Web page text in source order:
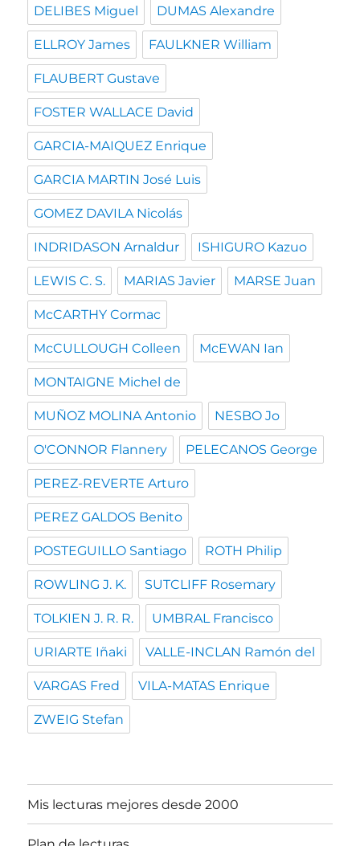
DELIBES Miguel DUMAS Alexandre
ELLROY James FAULKNER William
FLAUBERT Gustave
FOSTER WALLACE David
GARCIA-MAIQUEZ Enrique
GARCIA MARTIN José Luis
GOMEZ DAVILA Nicolás
INDRIDASON Arnaldur ISHIGURO Kazuo
LEWIS C. S. MARIAS Javier MARSE Juan
McCARTHY Cormac
McCULLOUGH Colleen McEWAN Ian
MONTAIGNE Michel de
MUÑOZ MOLINA Antonio NESBO Jo
O'CONNOR Flannery PELECANOS George
PEREZ-REVERTE Arturo
PEREZ GALDOS Benito
POSTEGUILLO Santiago ROTH Philip
ROWLING J. K. SUTCLIFF Rosemary
TOLKIEN J. R. R. UMBRAL Francisco
URIARTE Iñaki VALLE-INCLAN Ramón del
VARGAS Fred VILA-MATAS Enrique
ZWEIG Stefan
Mis lecturas mejores desde 2000